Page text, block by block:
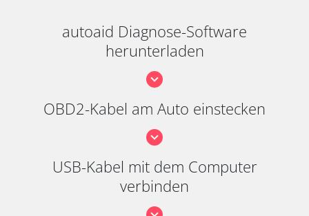
autoaid Diagnose-Software
herunterladen
OBD2-Kabel am Auto einstecken
USB-Kabel mit dem Computer
verbinden